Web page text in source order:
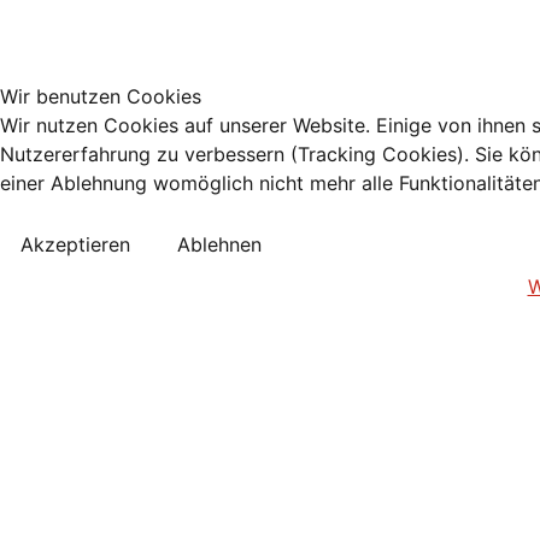
Wir benutzen Cookies
Wir nutzen Cookies auf unserer Website. Einige von
Nutzererfahrung zu verbessern (Tracking Cookies). Sie
einer Ablehnung womöglich nicht mehr alle
Akzeptieren
Ablehnen